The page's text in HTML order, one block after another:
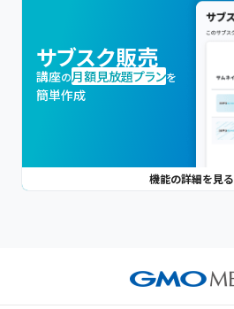
サブスク販売
講座の月額見放題プランを
簡単作成
機能の詳細を見る